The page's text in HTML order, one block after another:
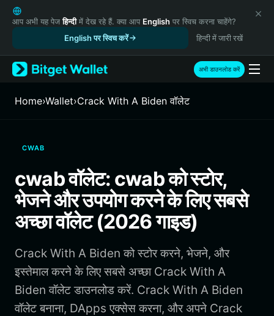
English
日本語
Русский
Español (Latinoamérica)
Türkçe
Italiano
繁體中文
Português (Portugal)
Bahasa Indonesia
ภาษาไทย
Português (Brasil)
Español (Argentina)
आप अभी यह पेजहिन्दीमें देख रहे हैं. क्या आप English पर स्विच करना चाहेंगे?
English पर स्विच करें
हिन्दी में जारी रखें
अभी डाउनलोड करें
Home›Wallet›Crack With A Biden वॉलेट
CWAB
cwab वॉलेट: cwab को स्टोर,
भेजने और उपयोग करने के लिए सबसे
अच्छा वॉलेट (2026 गाइड)
Crack With A Biden को स्टोर करने, भेजने, और
इस्तेमाल करने के लिए सबसे अच्छा Crack With A
Biden वॉलेट डाउनलोड करें. Crack With A Biden
वॉलेट बनाना, DApps एक्सेस करना, और अपने Crack